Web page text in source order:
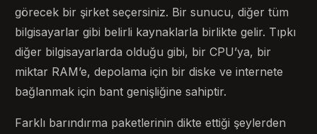
görecek bir şirket seçersiniz. Bir sunucu, diğer tüm
bilgisayarlar gibi belirli kaynaklarla birlikte gelir. Tıpkı
diğer bilgisayarlarda olduğu gibi, bir CPU’ya, bir
miktar RAM’e, depolama için bir diske ve internete
bağlanmak için bant genişliğine sahiptir.
Farklı barındırma paketlerinin dikte ettiği şeylerden